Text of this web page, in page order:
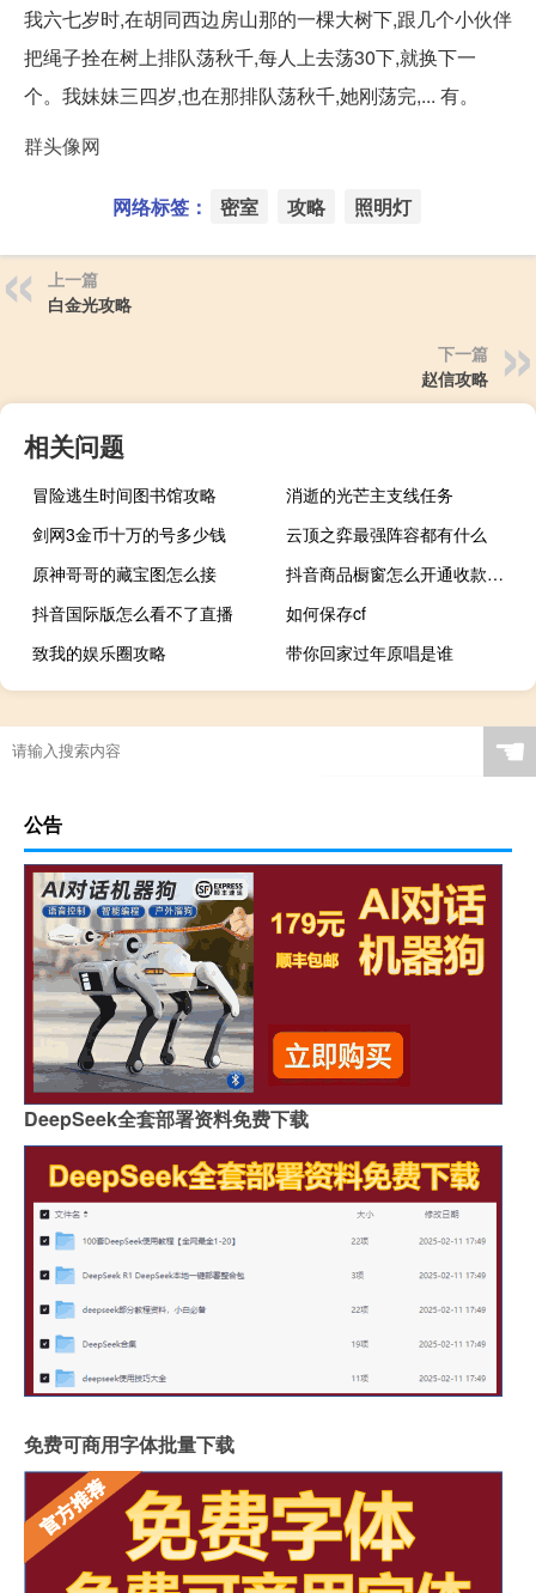
我六七岁时,在胡同西边房山那的一棵大树下,跟几个小伙伴
把绳子拴在树上排队荡秋千,每人上去荡30下,就换下一
个。我妹妹三四岁,也在那排队荡秋千,她刚荡完,... 有。
群头像网
网络标签： 密室 攻略 照明灯
上一篇
白金光攻略
下一篇
赵信攻略
相关问题
冒险逃生时间图书馆攻略
消逝的光芒主支线任务
剑网3金币十万的号多少钱
云顶之弈最强阵容都有什么
原神哥哥的藏宝图怎么接
抖音商品橱窗怎么开通收款账户
抖音国际版怎么看不了直播
如何保存cf
致我的娱乐圈攻略
带你回家过年原唱是谁
☚
公告
DeepSeek全套部署资料免费下载
免费可商用字体批量下载